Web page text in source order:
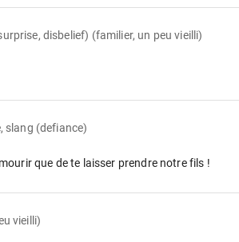
disbelief) (familier, un peu vieilli)
slang (defiance)
que de te laisser prendre notre fils !
vieilli)